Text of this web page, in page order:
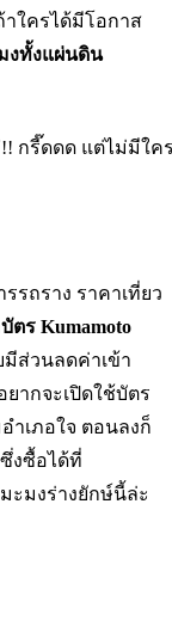
าใครได้มีโอกาส
งทั้งแผ่นดิน
กรี๊ดดด แต่ไม่มีใคร
รถราง ราคาเที่ยว
บัตร Kumamoto
มีส่วนลดค่าเข้า
ากจะเปิดใช้บัตร
ำเภอใจ ตอนลงก็
งซื้อได้ที่
ะมงร่างยักษ์นี้ล่ะ